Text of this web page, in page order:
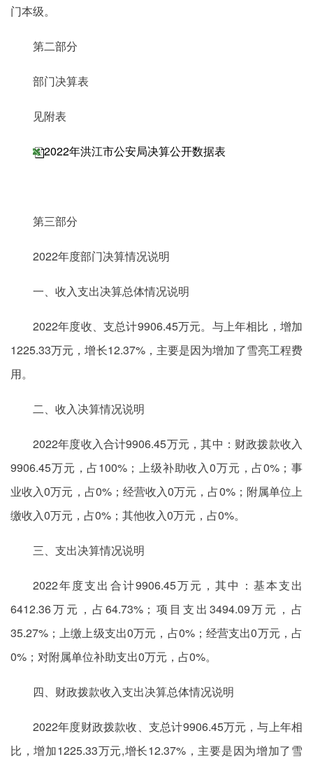
门本级。
第二部分
部门决算表
见附表
2022年洪江市公安局决算公开数据表
第三部分
2022年度部门决算情况说明
一、收入支出决算总体情况说明
2022年度收、支总计9906.45万元。与上年相比，增加
1225.33万元，增长12.37%，主要是因为增加了雪亮工程费
用。
二、收入决算情况说明
2022年度收入合计9906.45万元，其中：财政拨款收入
9906.45万元，占100%；上级补助收入0万元，占0%；事
业收入0万元，占0%；经营收入0万元，占0%；附属单位上
缴收入0万元，占0%；其他收入0万元，占0%。
三、支出决算情况说明
2022年度支出合计9906.45万元，其中：基本支出
6412.36万元，占64.73%；项目支出3494.09万元，占
35.27%；上缴上级支出0万元，占0%；经营支出0万元，占
0%；对附属单位补助支出0万元，占0%。
四、财政拨款收入支出决算总体情况说明
2022年度财政拨款收、支总计9906.45万元，与上年相
比，增加1225.33万元,增长12.37%，主要是因为增加了雪